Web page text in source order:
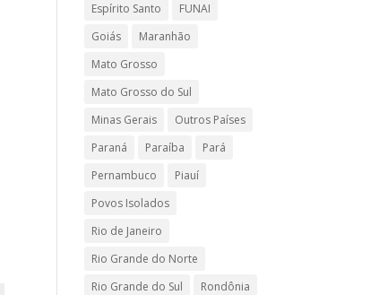
Espírito Santo
FUNAI
Goiás
Maranhão
Mato Grosso
Mato Grosso do Sul
Minas Gerais
Outros Países
Paraná
Paraíba
Pará
Pernambuco
Piauí
Povos Isolados
Rio de Janeiro
Rio Grande do Norte
Rio Grande do Sul
Rondônia